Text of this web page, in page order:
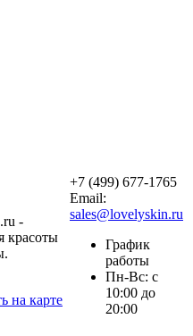
-
красоты
на карте
+7 (499) 677-1765
Email:
sales@lovelyskin.ru
График
работы
Пн-Вс: с
10:00 до
20:00